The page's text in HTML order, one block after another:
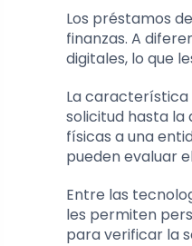
Los préstamos
finanzas. A
digitales, lo que
La característica
solicitud hasta la
físicas a una
pueden evaluar
Entre las
les permiten
para verificar la